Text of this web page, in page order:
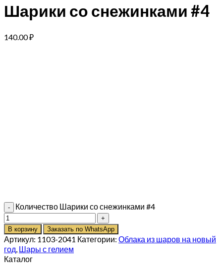
Шарики со снежинками #4
140.00₽
Количество Шарики со снежинками #4
В корзину Заказать по WhatsApp
Артикул: 1103-2041 Категории: Облака из шаров на новый
год Шары с гелием
Каталог